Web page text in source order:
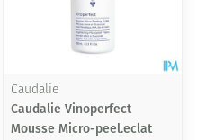
Caudalie
Caudalie Vinoperfect
Mousse Micro-peel.eclat